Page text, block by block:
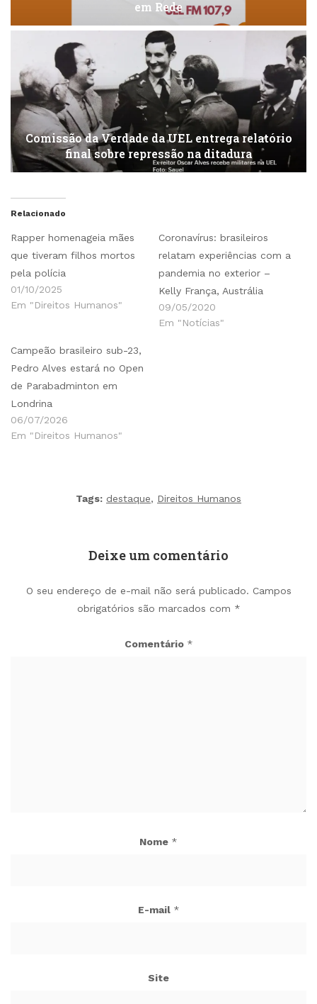
em Rede
Comissão da Verdade da UEL entrega relatório
final sobre repressão na ditadura
Relacionado
Rapper homenageia mães
que tiveram filhos mortos
pela polícia
01/10/2025
Em "Direitos Humanos"
Coronavírus: brasileiros
relatam experiências com a
pandemia no exterior –
Kelly França, Austrália
09/05/2020
Em "Notícias"
Campeão brasileiro sub-23,
Pedro Alves estará no Open
de Parabadminton em
Londrina
06/07/2026
Em "Direitos Humanos"
Tags: destaque, Direitos Humanos
Deixe um comentário
O seu endereço de e-mail não será publicado. Campos
obrigatórios são marcados com *
Comentário *
Nome *
E-mail *
Site